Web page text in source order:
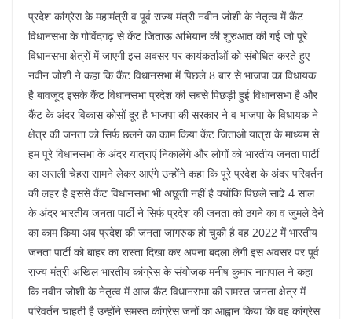
e
b
o
o
k
s
A
p
p
e
st
gr
a
m
e
dI
n
e
प्रदेश कांग्रेस के महामंत्री व पूर्व राज्य मंत्री नवीन जोशी के नेतृत्व में कैंट
विधानसभा के गोविंदगढ़ से केंट जिताऊ अभियान की शुरुआत की गई जो पूरे
विधानसभा क्षेत्रों में जाएगी इस अवसर पर कार्यकर्ताओं को संबोधित करते हुए
नवीन जोशी ने कहा कि कैंट विधानसभा में पिछले 8 बार से भाजपा का विधायक
है बावजूद इसके कैंट विधानसभा प्रदेश की सबसे पिछड़ी हुई विधानसभा है और
कैंट के अंदर विकास कोसों दूर है भाजपा की सरकार ने व भाजपा के विधायक ने
क्षेत्र की जनता को सिर्फ छलने का काम किया केंट जिताओ यात्रा के माध्यम से
हम पूरे विधानसभा के अंदर यात्राएं निकालेंगे और लोगों को भारतीय जनता पार्टी
का असली चेहरा सामने लेकर आएंगे उन्होंने कहा कि पूरे प्रदेश के अंदर परिवर्तन
की लहर है इससे कैंट विधानसभा भी अछूती नहीं है क्योंकि पिछले साढे 4 साल
के अंदर भारतीय जनता पार्टी ने सिर्फ प्रदेश की जनता को ठगने का व जुमले देने
का काम किया अब प्रदेश की जनता जागरुक हो चुकी है वह 2022 में भारतीय
जनता पार्टी को बाहर का रास्ता दिखा कर अपना बदला लेगी इस अवसर पर पूर्व
राज्य मंत्री अखिल भारतीय कांग्रेस के संयोजक मनीष कुमार नागपाल ने कहा
कि नवीन जोशी के नेतृत्व में आज कैंट विधानसभा की समस्त जनता क्षेत्र में
परिवर्तन चाहती है उन्होंने समस्त कांग्रेस जनों का आह्वान किया कि वह कांग्रेस